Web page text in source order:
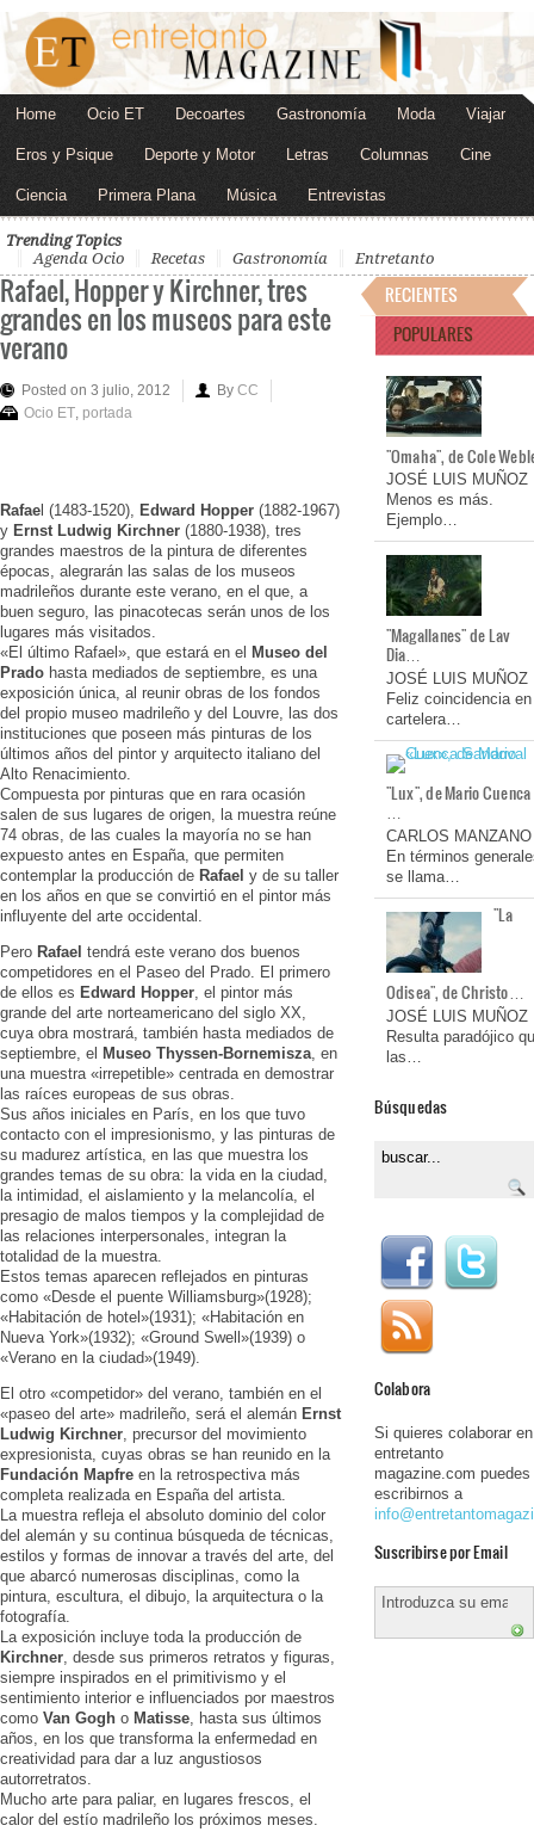
Home Ocio ET Decoartes Gastronomía Moda Viajar
Eros y Psique Deporte y Motor Letras Columnas Cine
Ciencia Primera Plana Música Entrevistas
Trending Topics
Agenda Ocio
Recetas Gastronomía Entretanto
Rafael, Hopper y Kirchner, tres
grandes en los museos para este
verano
Posted on 3 julio, 2012 By CC
Ocio ET portada
Rafael (1483-1520), Edward Hopper (1882-1967)
y Ernst Ludwig Kirchner (1880-1938), tres
grandes maestros de la pintura de diferentes
épocas, alegrarán las salas de los museos
madrileños durante este verano, en el que, a
buen seguro, las pinacotecas serán unos de los
lugares más visitados.
«El último Rafael», que estará en el Museo del
Prado hasta mediados de septiembre, es una
exposición única, al reunir obras de los fondos
del propio museo madrileño y del Louvre, las dos
instituciones que poseen más pinturas de los
últimos años del pintor y arquitecto italiano del
Alto Renacimiento.
Compuesta por pinturas que en rara ocasión
salen de sus lugares de origen, la muestra reúne
74 obras, de las cuales la mayoría no se han
expuesto antes en España, que permiten
contemplar la producción de Rafael y de su taller
en los años en que se convirtió en el pintor más
influyente del arte occidental.
Pero Rafael tendrá este verano dos buenos
competidores en el Paseo del Prado. El primero
de ellos es Edward Hopper , el pintor más
grande del arte norteamericano del siglo XX,
cuya obra mostrará, también hasta mediados de
septiembre, el Museo Thyssen-Bornemisza , en
una muestra «irrepetible» centrada en demostrar
las raíces europeas de sus obras.
Sus años iniciales en París, en los que tuvo
contacto con el impresionismo, y las pinturas de
su madurez artística, en las que muestra los
grandes temas de su obra: la vida en la ciudad,
la intimidad, el aislamiento y la melancolía, el
presagio de malos tiempos y la complejidad de
las relaciones interpersonales, integran la
totalidad de la muestra.
Estos temas aparecen reflejados en pinturas
como «Desde el puente Williamsburg»(1928);
«Habitación de hotel»(1931); «Habitación en
Nueva York»(1932); «Ground Swell»(1939) o
«Verano en la ciudad»(1949).
El otro «competidor» del verano, también en el
«paseo del arte» madrileño, será el alemán Ernst
Ludwig Kirchner , precursor del movimiento
expresionista, cuyas obras se han reunido en la
Fundación Mapfre en la retrospectiva más
completa realizada en España del artista.
La muestra refleja el absoluto dominio del color
del alemán y su continua búsqueda de técnicas,
estilos y formas de innovar a través del arte, del
que abarcó numerosas disciplinas, como la
pintura, escultura, el dibujo, la arquitectura o la
fotografía.
La exposición incluye toda la producción de
Kirchner , desde sus primeros retratos y figuras,
siempre inspirados en el primitivismo y el
sentimiento interior e influenciados por maestros
como Van Gogh o Matisse , hasta sus últimos
años, en los que transforma la enfermedad en
creatividad para dar a luz angustiosos
autorretratos.
Mucho arte para paliar, en lugares frescos, el
calor del estío madrileño los próximos meses.
RECIENTES
POPULARES
"Omaha", de Cole
JOSÉ LUIS MUÑOZ
Menos es más.
Ejemplo…
"Magallanes" de Lav
Dia…
JOSÉ LUIS MUÑOZ
Feliz coincidencia en
cartelera…
"Lux", de Mario Cuenca
…
CARLOS MANZANO
En términos
se llama…
"La
Odisea", de Christo…
JOSÉ LUIS MUÑOZ
Resulta paradójico
las…
Búsquedas
Colabora
Si quieres colaborar en
entretanto
magazine.com puedes
escribirnos a
Suscribirse por Email